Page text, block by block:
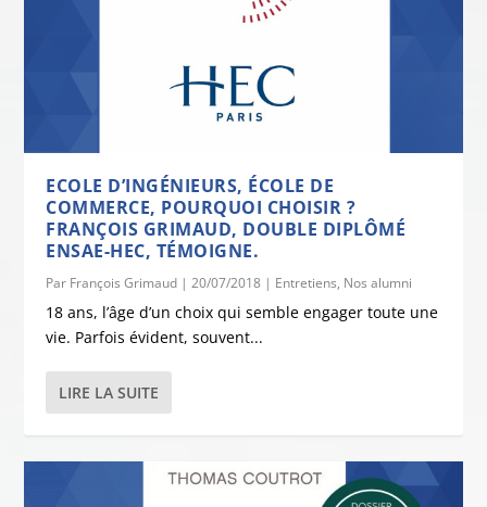
ECOLE D’INGÉNIEURS, ÉCOLE DE
COMMERCE, POURQUOI CHOISIR ?
FRANÇOIS GRIMAUD, DOUBLE DIPLÔMÉ
ENSAE-HEC, TÉMOIGNE.
Par François Grimaud |20/07/2018 | Entretiens, Nos alumni
18 ans, l’âge d’un choix qui semble engager toute une
vie. Parfois évident, souvent...
LIRE LA SUITE